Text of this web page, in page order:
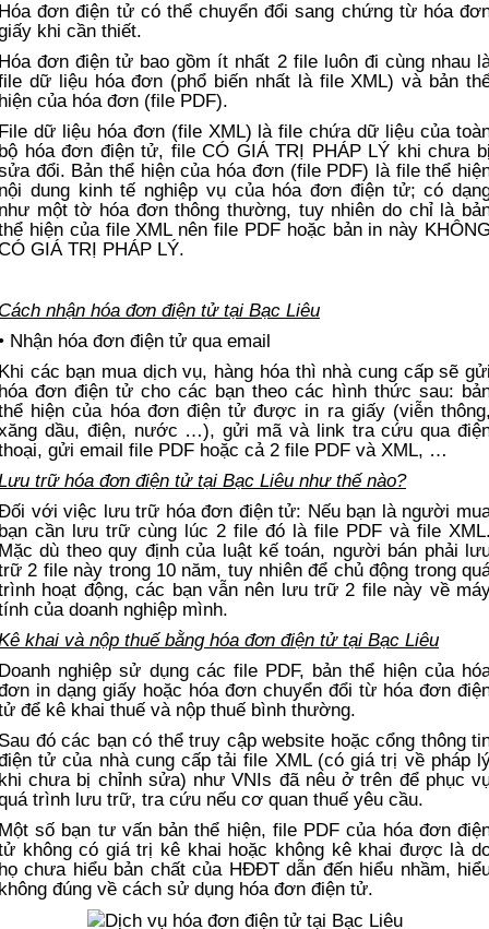
đơn điện tử có thể chuyển đổi sang chứng từ hóa
khi cần thiết.
đơn điện tử bao gồm ít nhất 2 file luôn đi cùng nhau
dữ liệu hóa đơn (phổ biến nhất là file XML) và bản
của hóa đơn (file PDF).
dữ liệu hóa đơn (file XML) là file chứa dữ liệu của
hóa đơn điện tử, file CÓ GIÁ TRỊ PHÁP LÝ khi chưa
đổi. Bản thể hiện của hóa đơn (file PDF) là file thể
dung kinh tế nghiệp vụ của hóa đơn điện tử; có
một tờ hóa đơn thông thường, tuy nhiên do chỉ là
hiện của file XML nên file PDF hoặc bản in này
GIÁ TRỊ PHÁP LÝ.
nhận hóa đơn điện tử tại Bạc Liêu
Nhận hóa đơn điện tử qua email
các bạn mua dịch vụ, hàng hóa thì nhà cung cấp sẽ
đơn điện tử cho các bạn theo các hình thức sau:
hiện của hóa đơn điện tử được in ra giấy (viễn
dầu, điện, nước …), gửi mã và link tra cứu qua
gửi email file PDF hoặc cả 2 file PDF và XML, …
trữ hóa đơn điện tử tại Bạc Liêu như thế nào?
với việc lưu trữ hóa đơn điện tử: Nếu bạn là người
cần lưu trữ cùng lúc 2 file đó là file PDF và file
dù theo quy định của luật kế toán, người bán phải
2 file này trong 10 năm, tuy nhiên để chủ động trong
hoạt động, các bạn vẫn nên lưu trữ 2 file này về
của doanh nghiệp mình.
khai và nộp thuế bằng hóa đơn điện tử tại Bạc Liêu
nghiệp sử dụng các file PDF, bản thể hiện của
in dạng giấy hoặc hóa đơn chuyển đổi từ hóa đơn
để kê khai thuế và nộp thuế bình thường.
đó các bạn có thể truy cập website hoặc cổng thông
tử của nhà cung cấp tải file XML (có giá trị về pháp
chưa bị chỉnh sửa) như VNIs đã nêu ở trên để phục
trình lưu trữ, tra cứu nếu cơ quan thuế yêu cầu.
số bạn tư vấn bản thể hiện, file PDF của hóa đơn
không có giá trị kê khai hoặc không kê khai được là
chưa hiểu bản chất của HĐĐT dẫn đến hiểu nhầm,
đúng về cách sử dụng hóa đơn điện tử.